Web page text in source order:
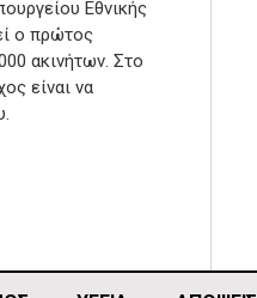
Εθνικής
ο πρώτος
ακινήτων. Στο
είναι να